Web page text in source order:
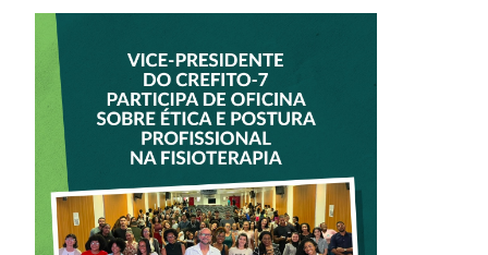
VICE-PRESIDENTE
DO CREFITO-7
PARTICIPA DE
OFICINA SOBRE
ÉTICA E POSTURA
PROFISSIONAL NA